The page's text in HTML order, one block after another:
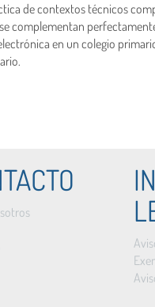
de contextos técnicos
complementan
en un colegio